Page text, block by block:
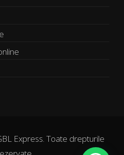
Express. Toate drepturile